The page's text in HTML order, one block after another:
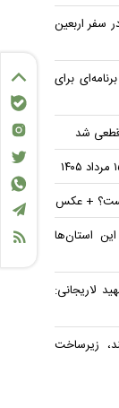
سفر اربعین
برای
قطعی شد
+ عکس
استان‌ها
لاریجانی:
زیرساخت